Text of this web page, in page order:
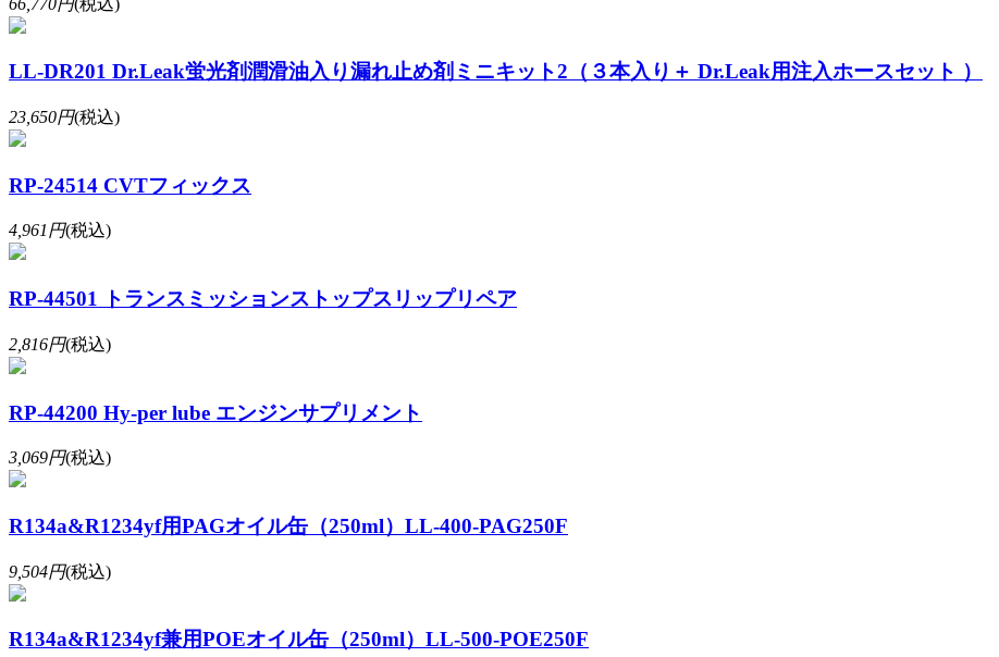
LL-DR201 Dr.Leak蛍光剤潤滑油入り漏れ止め剤ミニキット2（３本入り＋ Dr.Leak用注入ホースセット ）
23,650円(税込)
RP-24514 CVTフィックス
4,961円(税込)
RP-44501 トランスミッションストップスリップリペア
2,816円(税込)
RP-44200 Hy-per lube エンジンサプリメント
3,069円(税込)
R134a&R1234yf用PAGオイル缶（250ml）LL-400-PAG250F
9,504円(税込)
R134a&R1234yf兼用POEオイル缶（250ml）LL-500-POE250F